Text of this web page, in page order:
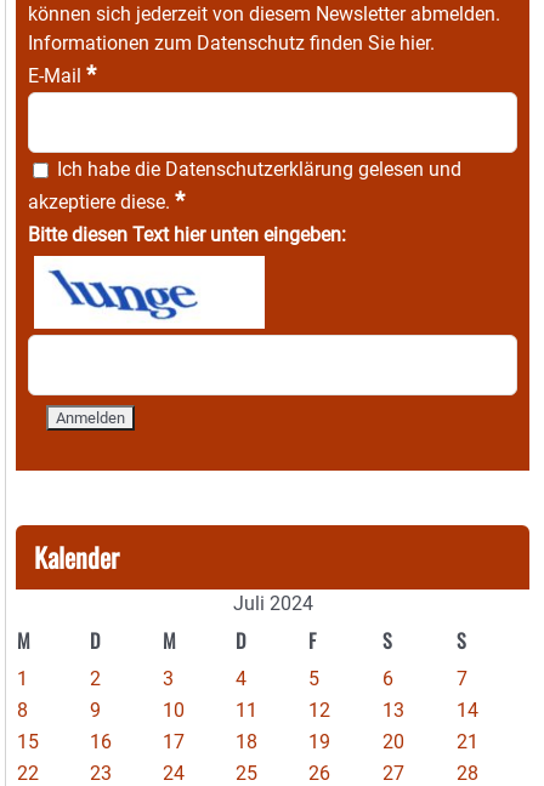
können sich jederzeit von diesem Newsletter abmelden.
Informationen zum Datenschutz finden Sie hier.
E-Mail *
Ich habe die Datenschutzerklärung gelesen und
akzeptiere diese. *
Bitte diesen Text hier unten eingeben:
Kalender
Juli 2024
M D M D F S S
1 2 3 4 5 6
7
8
9 10 11 12 13
14
15
16 17 18 19 20
21
22
23 24 25 26 27
28